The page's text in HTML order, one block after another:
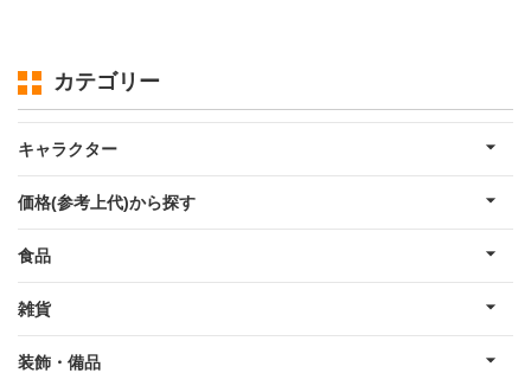
カテゴリー
キャラクター
価格(参考上代)から探す
食品
雑貨
装飾・備品